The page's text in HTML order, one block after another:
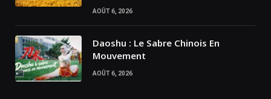
AOÛT 6, 2026
Daoshu : Le Sabre Chinois En
Mouvement
AOÛT 6, 2026